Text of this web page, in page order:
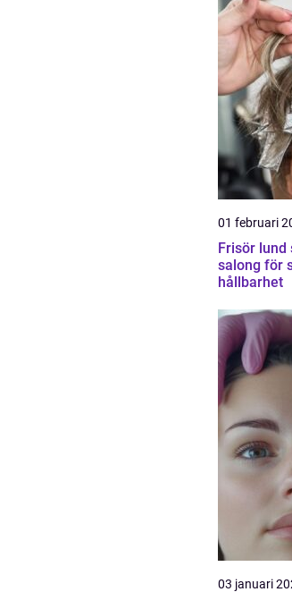
01 februari
Frisör lund så väljer du rätt
salong för
hållbarhet
03 januari